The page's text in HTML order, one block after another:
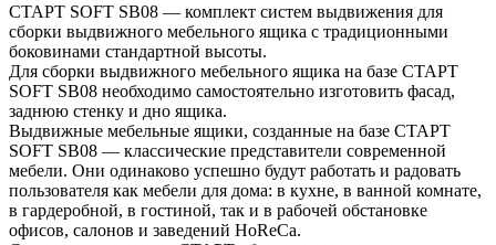
СТАРТ SOFT SB08 — комплект систем выдвижения для
сборки выдвижного мебельного ящика с традиционными
боковинами стандартной высоты.
Для сборки выдвижного мебельного ящика на базе СТАРТ
SOFT SB08 необходимо самостоятельно изготовить фасад,
заднюю стенку и дно ящика.
Выдвижные мебельные ящики, созданные на базе СТАРТ
SOFT SB08 — классические представители современной
мебели. Они одинаково успешно будут работать и радовать
пользователя как мебели для дома: в кухне, в ванной комнате,
в гардеробной, в гостиной, так и в рабочей обстановке
офисов, салонов и заведений HoReCa.